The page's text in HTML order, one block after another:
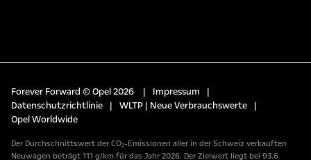
Forever Forward © Opel 2026 | Impressum
|
Datenschutzrichtlinie
| WLTP | Neue Verbrauchswerte
|
Opel Worldwide
Der Durchschnittswert der CO₂-Emissionen aller in der Schweiz verkauften
Neuwagen beträgt 111 g/km für das Jahr 2026. Der Zielwert liegt bei 93.6